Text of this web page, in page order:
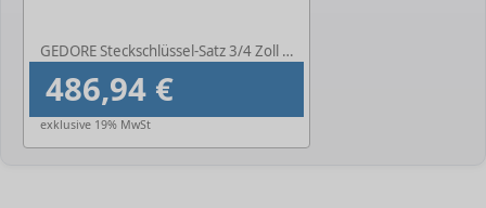
GEDORE Steckschlüssel-Satz 3/4 Zoll UD 32
486,94 €
exklusive 19% MwSt